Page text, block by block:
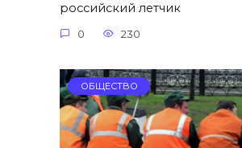
российский летчик
0 230
ОБЩЕСТВО